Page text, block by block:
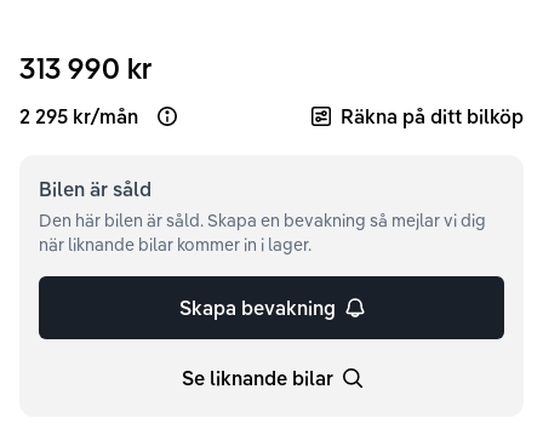
313 990 kr
2 295 kr/mån Open loan example Räkna på ditt bilköp
Bilen är såld
Den här bilen är såld. Skapa en bevakning så mejlar vi dig
när liknande bilar kommer in i lager.
Skapa bevakning
Se liknande bilar